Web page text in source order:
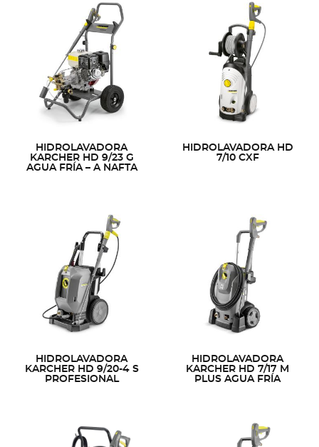
HIDROLAVADORA
KARCHER HD 9/23 G
AGUA FRÍA – A NAFTA
HIDROLAVADORA HD
7/10 CXF
HIDROLAVADORA
KARCHER HD 9/20-4 S
PROFESIONAL
HIDROLAVADORA
KARCHER HD 7/17 M
PLUS AGUA FRÍA